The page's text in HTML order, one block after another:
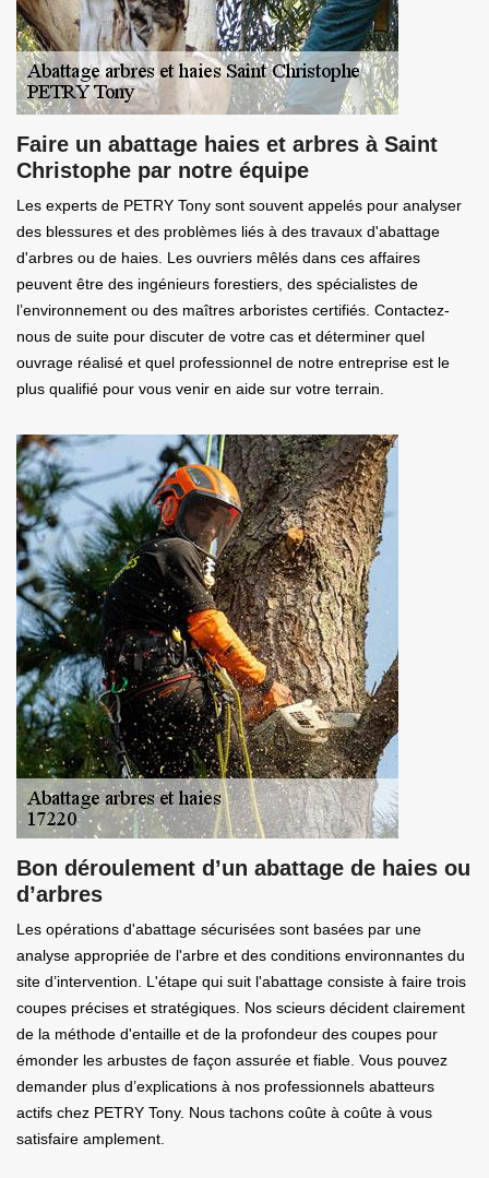
Faire un abattage haies et arbres à Saint
Christophe par notre équipe
Les experts de PETRY Tony sont souvent appelés pour analyser
des blessures et des problèmes liés à des travaux d'abattage
d'arbres ou de haies. Les ouvriers mêlés dans ces affaires
peuvent être des ingénieurs forestiers, des spécialistes de
l’environnement ou des maîtres arboristes certifiés. Contactez-
nous de suite pour discuter de votre cas et déterminer quel
ouvrage réalisé et quel professionnel de notre entreprise est le
plus qualifié pour vous venir en aide sur votre terrain.
Bon déroulement d’un abattage de haies ou
d’arbres
Les opérations d'abattage sécurisées sont basées par une
analyse appropriée de l'arbre et des conditions environnantes du
site d’intervention. L'étape qui suit l'abattage consiste à faire trois
coupes précises et stratégiques. Nos scieurs décident clairement
de la méthode d'entaille et de la profondeur des coupes pour
émonder les arbustes de façon assurée et fiable. Vous pouvez
demander plus d’explications à nos professionnels abatteurs
actifs chez PETRY Tony. Nous tachons coûte à coûte à vous
satisfaire amplement.